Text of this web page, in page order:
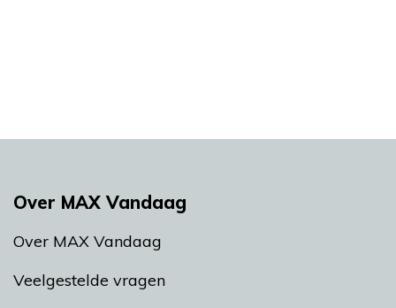
Over MAX Vandaag
Over MAX Vandaag
Veelgestelde vragen